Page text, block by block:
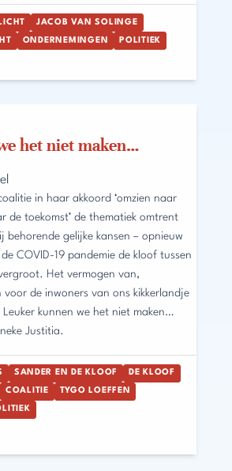
JACOB VAN SOLINGE
ONDERNEMINGEN POLITIEK
het niet maken…
in haar akkoord ‘omzien naar
de toekomst’ de thematiek omtrent
behorende gelijke kansen – opnieuw
COVID-19 pandemie de kloof tussen
Het vermogen van,
voor de inwoners van ons kikkerlandje
kunnen we het niet maken…
Justitia.
SANDER EN DE KLOOF DE KLOOF
COALITIE TYGO LOEFFEN